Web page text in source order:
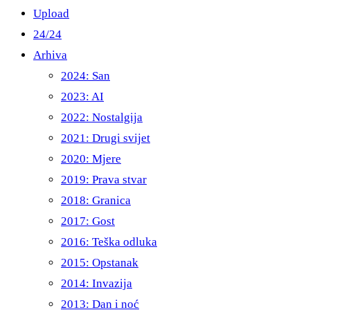
Upload
24/24
Arhiva
2024: San
2023: AI
2022: Nostalgija
2021: Drugi svijet
2020: Mjere
2019: Prava stvar
2018: Granica
2017: Gost
2016: Teška odluka
2015: Opstanak
2014: Invazija
2013: Dan i noć